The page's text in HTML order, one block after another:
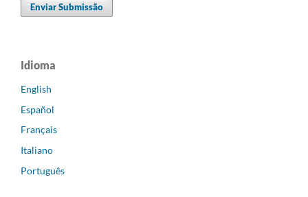
Enviar Submissão
Idioma
English
Español
Français
Italiano
Português